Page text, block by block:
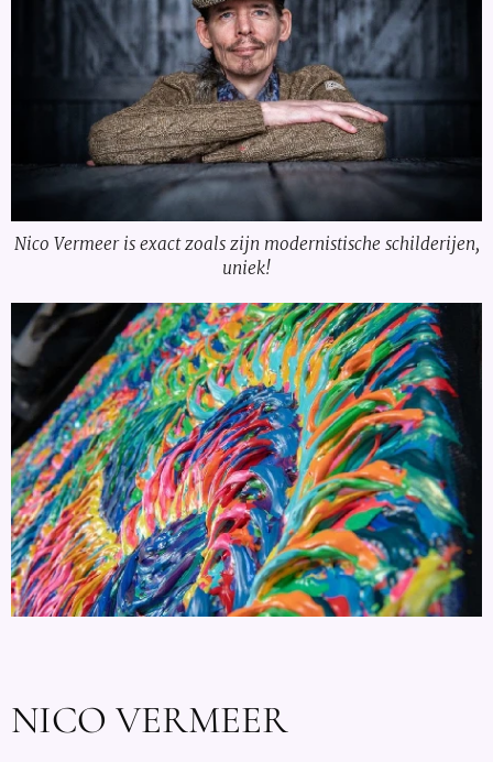
Nico Vermeer is exact zoals zijn modernistische schilderijen,
uniek!
NICO VERMEER